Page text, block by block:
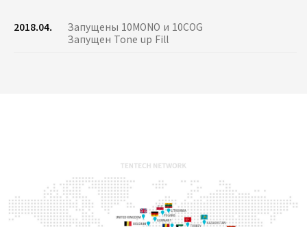
2018.04.
Запущены 10MONO и 10COG
Запущен Tone up Fill